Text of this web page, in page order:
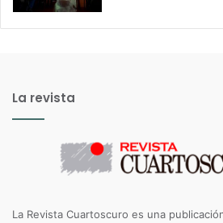
La revista
La Revista Cuartoscuro es una